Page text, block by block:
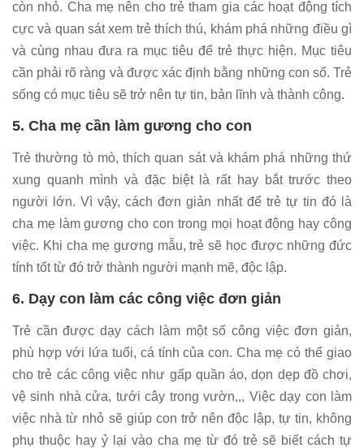
còn nhỏ. Cha mẹ nên cho trẻ tham gia các hoạt động tích
cực và quan sát xem trẻ thích thú, khám phá những điều gì
và cùng nhau đưa ra mục tiêu để trẻ thực hiện. Mục tiêu
cần phải rõ ràng và được xác định bằng những con số. Trẻ
sống có mục tiêu sẽ trở nên tự tin, bản lĩnh và thành công.
5. Cha mẹ cần làm gương cho con
Trẻ thường tò mò, thích quan sát và khám phá những thứ
xung quanh mình và đặc biệt là rất hay bắt trước theo
người lớn. Vì vậy, cách đơn giản nhất để trẻ tự tin đó là
cha mẹ làm gương cho con trong mọi hoạt động hay công
việc. Khi cha mẹ gương mẫu, trẻ sẽ học được những đức
tính tốt từ đó trở thành người mạnh mẽ, độc lập.
6. Dạy con làm các công việc đơn giản
Trẻ cần được dạy cách làm một số công việc đơn giản,
phù hợp với lứa tuổi, cá tính của con. Cha mẹ có thể giao
cho trẻ các công việc như gấp quần áo, dọn dẹp đồ chơi,
vệ sinh nhà cửa, tưới cây trong vườn,,, Việc dạy con làm
việc nhà từ nhỏ sẽ giúp con trở nên độc lập, tự tin, không
phụ thuộc hay ỷ lại vào cha mẹ từ đó trẻ sẽ biết cách tự